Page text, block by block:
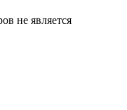
не является